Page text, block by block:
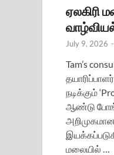
ஏலகிரி
July 9, 2026 -
Tam’s
நடிக்கும்
ஆண்டு
மலையில் …